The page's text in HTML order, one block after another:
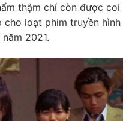
thậm chí còn được coi
cho loạt phim truyền hình
2021.